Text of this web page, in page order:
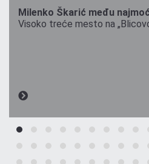
Milenko Škarić među
Visoko treće mesto na